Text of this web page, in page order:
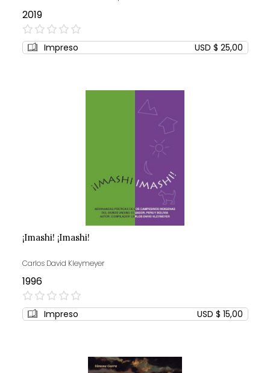
2019
0%
Impreso USD $ 25,00
¡Imashi! ¡Imashi!
Carlos David Kleymeyer
1996
0%
Impreso USD $ 15,00